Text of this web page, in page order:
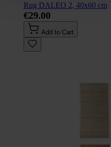
Rug DALEO 2, 40x60 cm
€29.00
Add to Cart